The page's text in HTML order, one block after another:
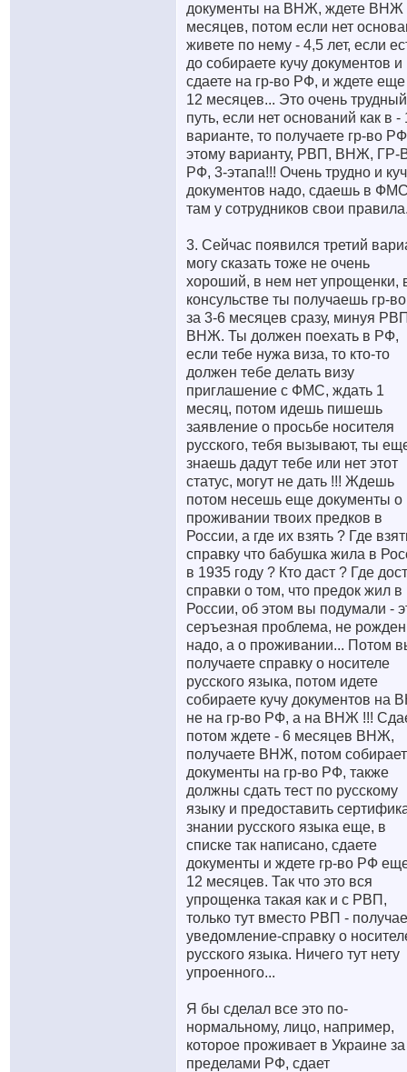
документы на ВНЖ, ждете ВНЖ
месяцев, потом если нет
живете по нему - 4,5 лет, если
до собираете кучу документов и
сдаете на гр-во РФ, и ждете
12 месяцев... Это очень трудный
путь, если нет оснований как в -
варианте, то получаете гр-во
этому варианту, РВП, ВНЖ, ГР-
РФ, 3-этапа!!! Очень трудно и
документов надо, сдаешь в
там у сотрудников свои
3. Сейчас появился третий
могу сказать тоже не очень
хороший, в нем нет упрощенки,
консульстве ты получаешь гр-
за 3-6 месяцев сразу, минуя
ВНЖ. Ты должен поехать в РФ,
если тебе нужа виза, то кто-то
должен тебе делать визу
приглашение с ФМС, ждать 1
месяц, потом идешь пишешь
заявление о просьбе носителя
русского, тебя вызывают, ты
знаешь дадут тебе или нет этот
статус, могут не дать !!! Ждешь
потом несешь еще документы о
проживании твоих предков в
России, а где их взять ? Где
справку что бабушка жила в
в 1935 году ? Кто даст ? Где
справки о том, что предок жил в
России, об этом вы подумали -
серъезная проблема, не
надо, а о проживании... Потом
получаете справку о носителе
русского языка, потом идете
собираете кучу документов на
не на гр-во РФ, а на ВНЖ !!!
потом ждете - 6 месяцев ВНЖ,
получаете ВНЖ, потом
документы на гр-во РФ, также
должны сдать тест по русскому
языку и предоставить
знании русского языка еще, в
списке так написано, сдаете
документы и ждете гр-во РФ
12 месяцев. Так что это вся
упрощенка такая как и с РВП,
только тут вместо РВП -
уведомление-справку о
русского языка. Ничего тут нету
упроенного...
Я бы сделал все это по-
нормальному, лицо, например,
которое проживает в Украине за
пределами РФ, сдает